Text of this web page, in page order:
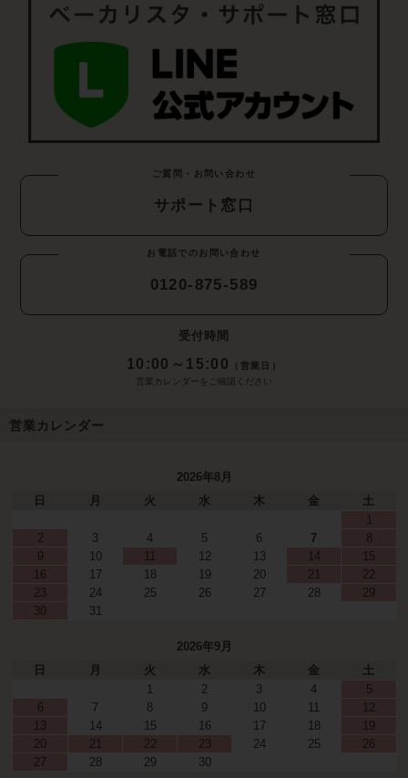
ご質問・お問い合わせ
サポート窓口
お電話でのお問い合わせ
0120-875-589
受付時間
10:00～15:00
（営業日）
営業カレンダーをご確認ください
営業カレンダー
2026年8月
日
月 火 水 木 金
土
1
2
3 4 5 6 7
8
9
10 11 12 13 14
15
16
17 18 19 20 21
22
23
24 25 26 27 28
29
30
31
2026年9月
日
月 火 水 木 金
土
1
2 3 4
5
6
7 8 9 10 11
12
13
14 15 16 17 18
19
20
21 22 23 24 25
26
27
28 29 30